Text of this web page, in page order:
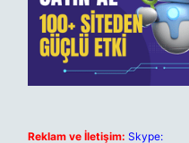
Reklam ve İletişim: Skype: